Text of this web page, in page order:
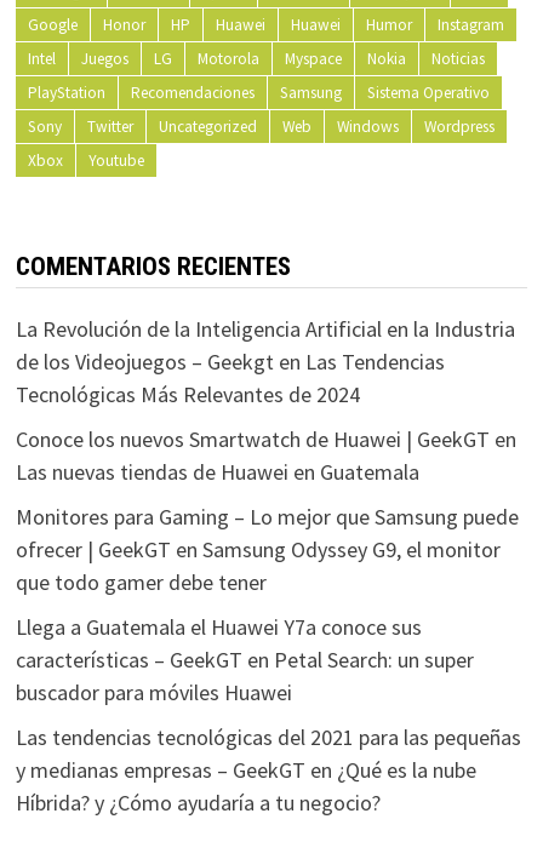
Google
Honor HP Huawei Huawei Humor
Instagram
Intel
Juegos LG Motorola Myspace Nokia
Noticias
PlayStation
Recomendaciones Samsung
Sistema Operativo
Sony
Twitter Uncategorized Web Windows
Wordpress
Xbox
Youtube
COMENTARIOS RECIENTES
La Revolución de la Inteligencia Artificial en la Industria
de los Videojuegos – Geekgten Las Tendencias
Tecnológicas Más Relevantes de 2024
Conoce los nuevos Smartwatch de Huawei | GeekGT en
Las nuevas tiendas de Huawei en Guatemala
Monitores para Gaming – Lo mejor que Samsung puede
ofrecer | GeekGT en Samsung Odyssey G9, el monitor
que todo gamer debe tener
Llega a Guatemala el Huawei Y7a conoce sus
características – GeekGT en Petal Search: un super
buscador para móviles Huawei
Las tendencias tecnológicas del 2021 para las pequeñas
y medianas empresas – GeekGT en ¿Qué es la nube
Híbrida? y ¿Cómo ayudaría a tu negocio?